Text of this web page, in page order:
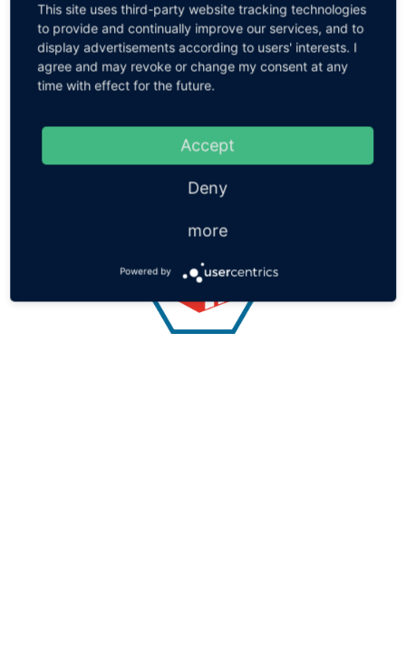
GROSSKUNDEN
OBJEKTE
This site uses third-party website tracking technologies
to provide and continually improve our services, and to
display advertisements according to users' interests. I
agree and may revoke or change my consent at any
time with effect for the future.
Accept
Deny
more
Powered by